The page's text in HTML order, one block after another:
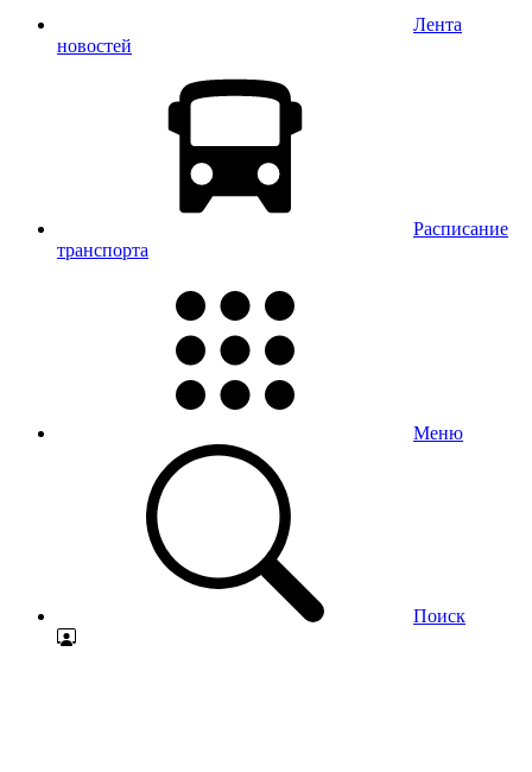
Лента
новостей
Расписание
транспорта
Меню
Поиск